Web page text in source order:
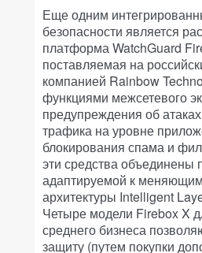
Еще одним
безопасности является
платформа WatchGuard
поставляемая на
компанией Rainbow
функциями межсетевого
предупреждения об
трафика на уровне
блокирования спама и
эти средства объединены
адаптируемой к
архитектуры Intelligent
Четыре модели Firebox X
среднего бизнеса
защиту (путем покупки